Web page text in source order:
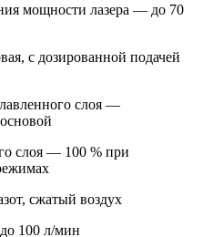
мощности лазера — до 70
с дозированной подачей
слоя —
слоя — 100 % при
сжатый воздух
100 л/мин